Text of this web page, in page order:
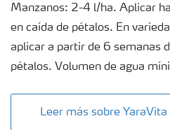
Manzanos: 2-4 l/ha. Aplicar
en caída de pétalos. En
aplicar a partir de 6 semanas
pétalos. Volumen de agua
Leer más sobre